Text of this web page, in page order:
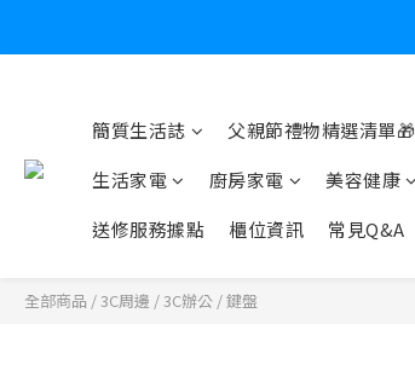
簡質生活誌 父親節禮物精選清單🎁
生活家電
廚房家電 美容健康
送修服務據點
櫃位資訊 常見Q&A
全部商品 /3C周邊 /3C辦公 /鍵盤